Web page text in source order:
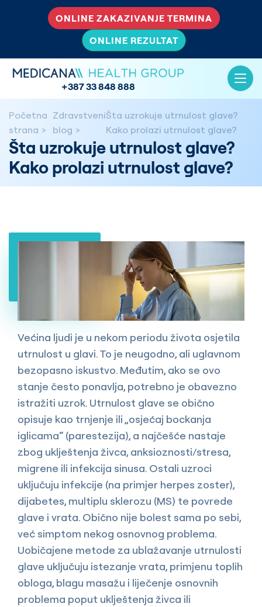
ONLINE ZAKAZIVANJE TERMINA
ONLINE REZULTAT
+387 33 848 888
Početna
strana
Zdravstveni
blog
Šta uzrokuje utrnulost glave?
Kako prolazi utrnulost glave?
Šta uzrokuje utrnulost glave?
Kako prolazi utrnulost glave?
Većina ljudi je u nekom periodu života osjetila
utrnulost u glavi. To je neugodno, ali uglavnom
bezopasno iskustvo. Međutim, ako se ovo
stanje često ponavlja, potrebno je obavezno
istražiti uzrok. Utrnulost glave se obično
opisuje kao trnjenje ili „osjećaj bockanja
iglicama“ (parestezija), a najčešće nastaje
zbog uklještenja živca, anksioznosti/stresa,
migrene ili infekcija sinusa. Ostali uzroci
uključuju infekcije (na primjer herpes zoster),
dijabetes, multiplu sklerozu (MS) te povrede
glave i vrata. Obično nije bolest sama po sebi,
već simptom nekog osnovnog problema.
Uobičajene metode za ublažavanje utrnulosti
glave uključuju istezanje vrata, primjenu toplih
obloga, blagu masažu i liječenje osnovnih
problema poput uklještenja živca ili